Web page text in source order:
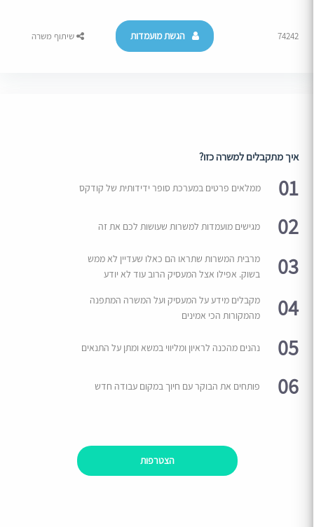
74242 הגשת מועמדות שיתוף משרה
איך מתקבלים למשרה כזו?
01 ממלאים פרטים במערכת סופר ידידותית של קודקס
02 מגישים מועמדות למשרות שעושות לכם את זה
03
מרבית המשרות שתראו הם כאלו שעדיין לא ממש
בשוק. אפילו אצל המעסיק הרוב עוד לא יודע
04
מקבלים מידע על המעסיק ועל המשרה המתפנה
מהמקורות הכי אמינים
05 נהנים מהכנה לראיון ומליווי במשא ומתן על התנאים
06 פותחים את הבוקר עם חיוך במקום עבודה חדש
הצטרפות